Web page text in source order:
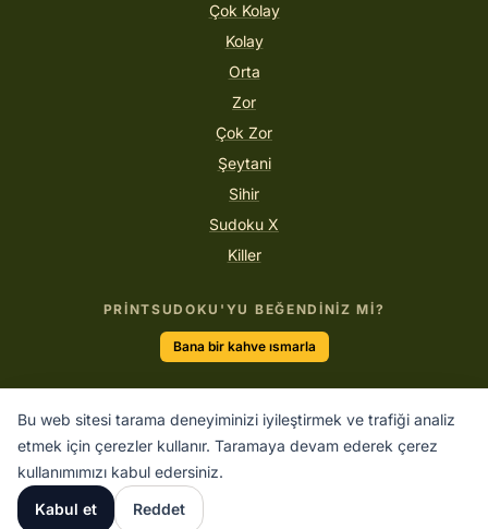
Bu web sitesi tarama deneyiminizi iyileştirmek ve trafiği analiz
etmek için çerezler kullanır. Taramaya devam ederek çerez
kullanımımızı kabul edersiniz.
Kabul et
Reddet
Çok Kolay
Kolay
Orta
Zor
Çok Zor
Şeytani
Sihir
Sudoku X
Killer
PRINTSUDOKU'YU BEĞENDINIZ MI?
Bana bir kahve ısmarla
“Mantık sizi A'dan B'ye götürür. Hayal gücü sizi her yere
götürür.”
ALBERT EINSTEIN